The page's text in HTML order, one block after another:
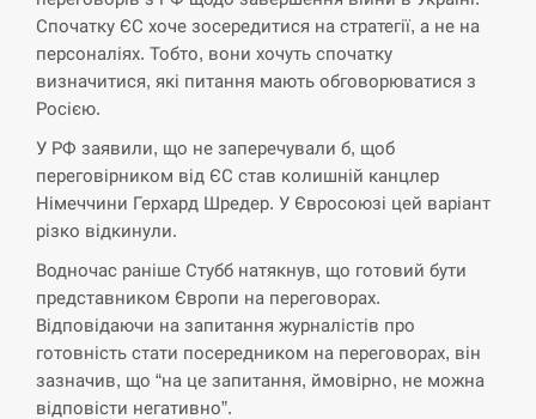
СЕРПЕНЬ
США обсуждают лицензии на Patriot для
Украины, несмотря на сомнения…
СЕРПЕНЬ
12:40
розблокування Ормузької протоки
СЕРПЕНЬ
12:23
Силы обороны поразили российскую
переправу, склады и другие важные объекты…
Спочатку ЄС хоче зосередитися на стратегії, а не на
персоналіях. Тобто, вони хочуть спочатку
визначитися, які питання мають обговорюватися з
Росією.
У РФ заявили, що не заперечували б, щоб
переговірником від ЄС став колишній канцлер
Німеччини Герхард Шредер. У Євросоюзі цей варіант
різко відкинули.
Водночас раніше Стубб натякнув, що готовий бути
представником Європи на переговорах.
Відповідаючи на запитання журналістів про
готовність стати посередником на переговорах, він
зазначив, що “на це запитання, ймовірно, не можна
відповісти негативно”.